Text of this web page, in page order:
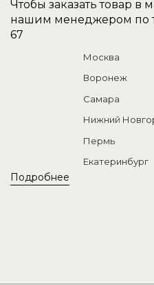
Чтобы заказать товар в
нашим менеджером по
67
Подробнее
Москва
Воронеж
Самара
Нижний
Пермь
Екатеринбург